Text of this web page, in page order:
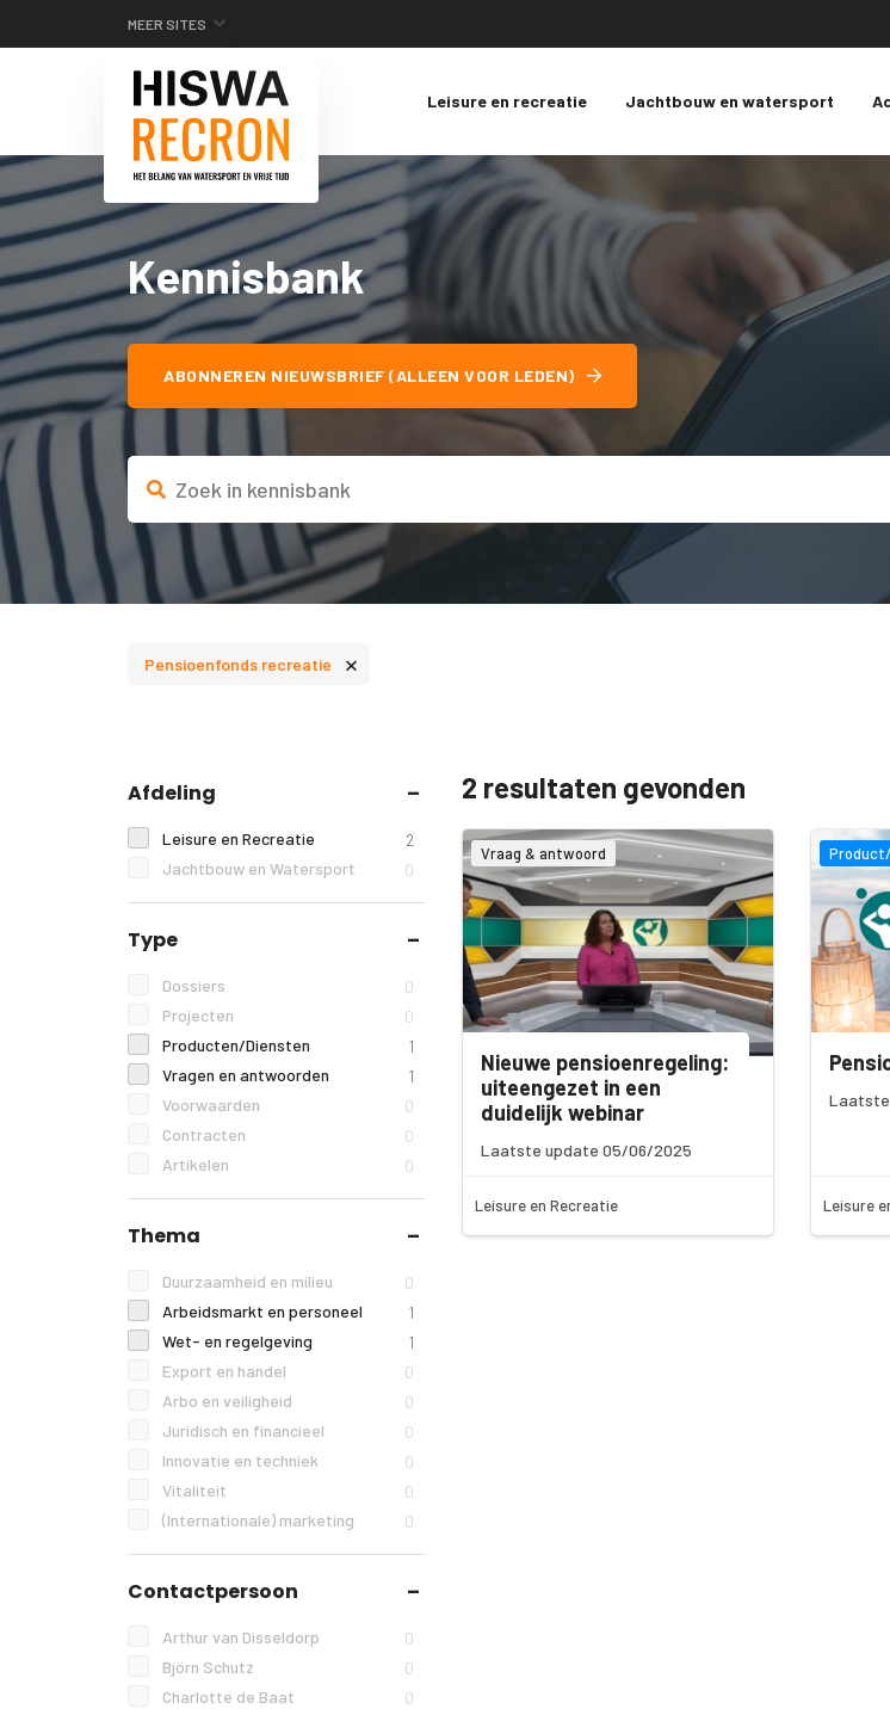
MEER SITES
Leisure en recreatie Jachtbouw en watersport
Kennisbank
ABONNEREN NIEUWSBRIEF (ALLEEN VOOR LEDEN)
Pensioenfonds recreatie ×
Afdeling
Leisure en Recreatie 2
Jachtbouw en Watersport 0
Type
Dossiers 0
Projecten 0
Producten/Diensten 1
Vragen en antwoorden 1
Voorwaarden 0
Contracten 0
Artikelen 0
Thema
Duurzaamheid en milieu 0
Arbeidsmarkt en personeel 1
Wet- en regelgeving 1
Export en handel 0
Arbo en veiligheid 0
Juridisch en financieel 0
Innovatie en techniek 0
Vitaliteit 0
(Internationale) marketing 0
Contactpersoon
Arthur van Disseldorp 0
Björn Schutz 0
Charlotte de Baat 0
2 resultaten gevonden
Vraag & antwoord
Nieuwe pensioenregeling:
uiteengezet in een
duidelijk webinar
Laatste update 05/06/2025
Leisure en Recreatie
Laatste
Leisure